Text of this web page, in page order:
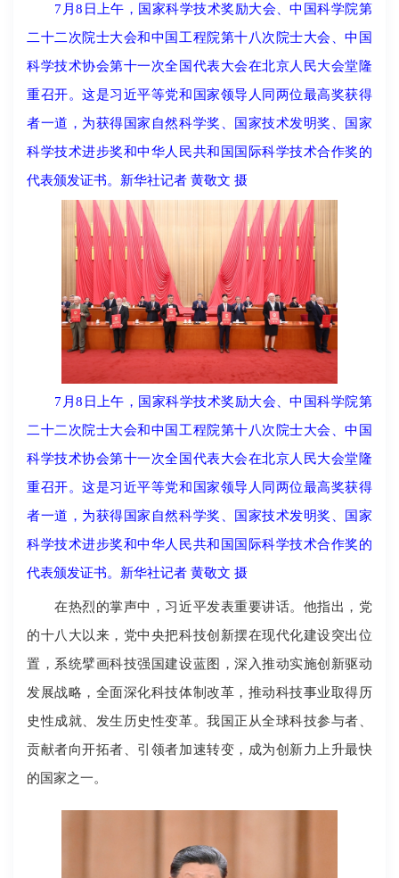
7月8日上午，国家科学技术奖励大会、中国科学院第
二十二次院士大会和中国工程院第十八次院士大会、中国
科学技术协会第十一次全国代表大会在北京人民大会堂隆
重召开。这是习近平等党和国家领导人同两位最高奖获得
者一道，为获得国家自然科学奖、国家技术发明奖、国家
科学技术进步奖和中华人民共和国国际科学技术合作奖的
代表颁发证书。新华社记者 黄敬文 摄
7月8日上午，国家科学技术奖励大会、中国科学院第
二十二次院士大会和中国工程院第十八次院士大会、中国
科学技术协会第十一次全国代表大会在北京人民大会堂隆
重召开。这是习近平等党和国家领导人同两位最高奖获得
者一道，为获得国家自然科学奖、国家技术发明奖、国家
科学技术进步奖和中华人民共和国国际科学技术合作奖的
代表颁发证书。新华社记者 黄敬文 摄
在热烈的掌声中，习近平发表重要讲话。他指出，党
的十八大以来，党中央把科技创新摆在现代化建设突出位
置，系统擘画科技强国建设蓝图，深入推动实施创新驱动
发展战略，全面深化科技体制改革，推动科技事业取得历
史性成就、发生历史性变革。我国正从全球科技参与者、
贡献者向开拓者、引领者加速转变，成为创新力上升最快
的国家之一。